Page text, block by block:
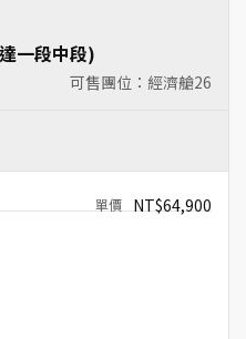
可售團位：經濟艙26
一段中段)
NT$64,900